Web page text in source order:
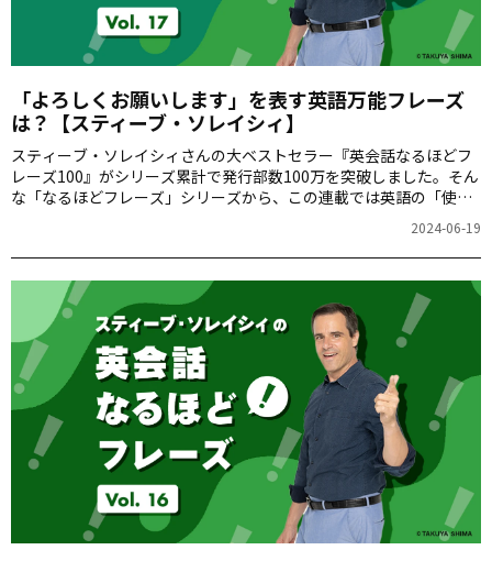
「よろしくお願いします」を表す英語万能フレーズ
は？【スティーブ・ソレイシィ】
スティーブ・ソレイシィさんの大ベストセラー『英会話なるほどフ
レーズ100』がシリーズ累計で発行部数100万を突破しました。そん
な「なるほどフレーズ」シリーズから、この連載では英語の「使え
る裏技」を毎週ご紹介します。第17回は「よろしくお願いします」
2024-06-19